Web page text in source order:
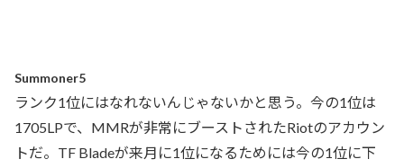
Summoner5
ランク1位にはなれないんじゃないかと思う。今の1位は
1705LPで、MMRが非常にブーストされたRiotのアカウン
トだ。TF Bladeが来月に1位になるためには今の1位に下